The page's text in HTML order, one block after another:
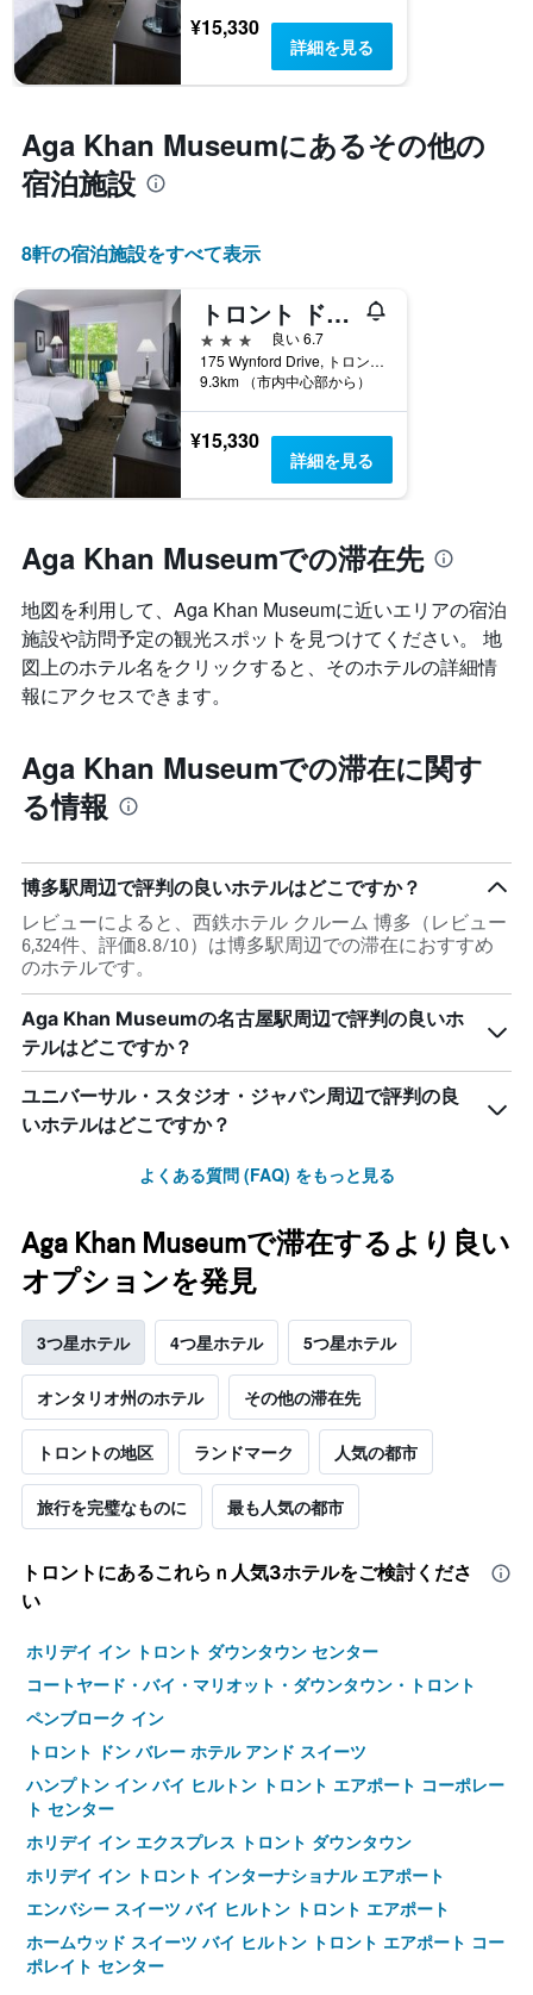
¥15,330
詳細を見る
Aga Khan Museum​にあるその他の
宿泊施設
8​軒の宿泊施設をすべて表示
トロント ドン バレー ホテル アンド スイーツ
3つ星
良い 6.7
175 Wynford Drive, トロント, ON, カナダ
9.3km （市内中心部から）
¥15,330
詳細を見る
Aga Khan Museumでの滞在先
地図を利用して、Aga Khan Museum​に近いエリアの宿泊
施設や訪問予定の観光スポットを見つけてください。 地
図上のホテル名をクリックすると、そのホテルの詳細情
報にアクセスできます。
Aga Khan Museumでの滞在に関す
る情報
博多駅周辺で評判の良いホテルはどこですか？
レビューによると、西鉄ホテル クルーム 博多（レビュー
6,324件、評価8.8/10）は博多駅周辺での滞在におすすめ
のホテルです。
Aga Khan Museumの名古屋駅周辺で評判の良いホ
テルはどこですか？
ユニバーサル・スタジオ・ジャパン周辺で評判の良
いホテルはどこですか？
よくある質問 (FAQ) をもっと見る
Aga Khan Museumで滞在するより良い
オプションを発見
3つ星ホテル 4つ星ホテル 5つ星ホテル
オンタリオ州のホテル その他の滞在先
トロントの地区 ランドマーク 人気の都市
旅行を完璧なものに 最も人気の都市
トロント​にあるこれらｎ人気3ホテルをご検討くださ
い
ホリデイ イン トロント ダウンタウン センター
コートヤード・バイ・マリオット・ダウンタウン・トロント
ペンブローク イン
トロント ドン バレー ホテル アンド スイーツ
ハンプトン イン バイ ヒルトン トロント エアポート コーポレー
ト センター
ホリデイ イン エクスプレス トロント ダウンタウン
ホリデイ イン トロント インターナショナル エアポート
エンバシー スイーツ バイ ヒルトン トロント エアポート
ホームウッド スイーツ バイ ヒルトン トロント エアポート コー
ポレイト センター